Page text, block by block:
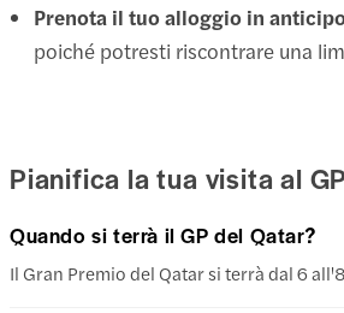
Prenota il tuo alloggio in
poiché potresti riscontrare una
Pianifica la tua visita al
Quando si terrà il GP del Qatar?
Il Gran Premio del Qatar si terrà dal 6